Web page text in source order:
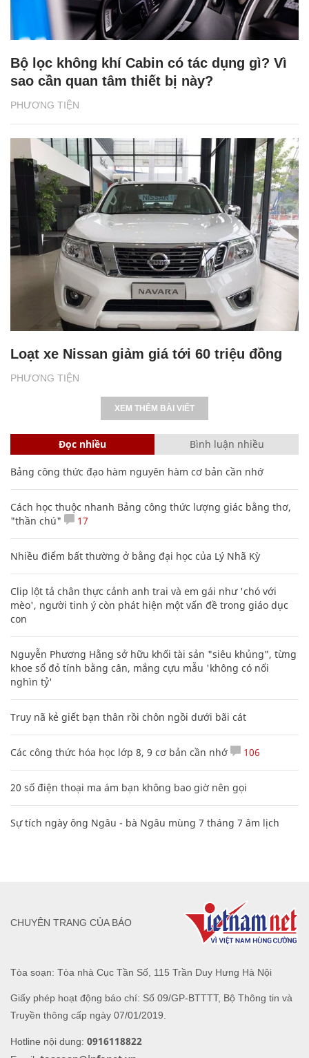
PHƯƠNG TIỆN
Bộ lọc không khí Cabin có tác dụng gì? Vì
sao cần quan tâm thiết bị này?
PHƯƠNG TIỆN
Loạt xe Nissan giảm giá tới 60 triệu đồng
XEM THÊM BÀI VIẾT
Đọc nhiều Bình luận nhiều
Bảng công thức đạo hàm nguyên hàm cơ bản cần nhớ
Cách học thuộc nhanh Bảng công thức lượng giác bằng thơ,
"thần chú"
17
Nhiều điểm bất thường ở bằng đại học của Lý Nhã Kỳ
Clip lột tả chân thực cảnh anh trai và em gái như 'chó với
mèo', người tinh ý còn phát hiện một vấn đề trong giáo dục
con
Nguyễn Phương Hằng sở hữu khối tài sản "siêu khủng", từng
khoe sổ đỏ tính bằng cân, mắng cựu mẫu 'không có nổi
nghìn tỷ'
Truy nã kẻ giết bạn thân rồi chôn ngồi dưới bãi cát
Các công thức hóa học lớp 8, 9 cơ bản cần nhớ 106
20 số điện thoại ma ám bạn không bao giờ nên gọi
Sự tích ngày ông Ngâu - bà Ngâu mùng 7 tháng 7 âm lịch
Tòa soạn: Tòa nhà Cục Tần Số, 115 Trần Duy Hưng Hà Nội
Giấy phép hoạt động báo chí: Số 09/GP-BTTTT, Bộ Thông tin và
Truyền thông cấp ngày 07/01/2019.
Hotline nội dung: 0916118822
CHUYÊN TRANG CỦA BÁO